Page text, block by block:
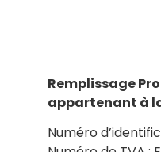
Remplissage
appartenant à
Numéro